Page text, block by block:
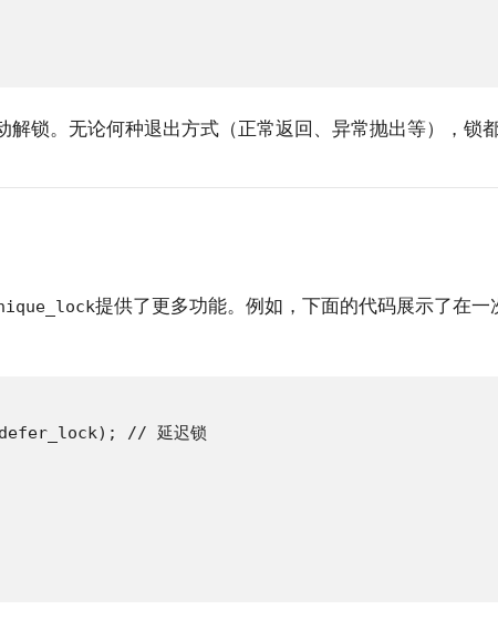
解锁。无论何种退出方式（正常返回、异常抛出等），锁
提供了更多功能。例如，下面的代码展示了在一
// 延迟锁